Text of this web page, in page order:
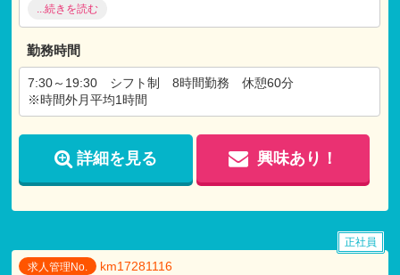
各種祝い金あり
求職あり
研修制度あり
【各種手当】
交通費支給（上限あり 月額:30,000円)
残業手当
住宅手当
〇調整手当
〇研修手当
〇休日出勤手当
...続きを読む
勤務時間
7:30～19:30 シフト制 8時間勤務 休憩60分
※時間外月平均1時間
詳細を見る 興味あり！
求人管理No. km17281116
正社員